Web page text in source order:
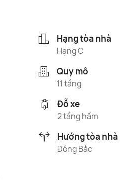
Hạng tòa nhà
Hạng C
Quy mô
11 tầng
Đỗ xe
2 tầng hầm
Hướng tòa nhà
Đông Bắc